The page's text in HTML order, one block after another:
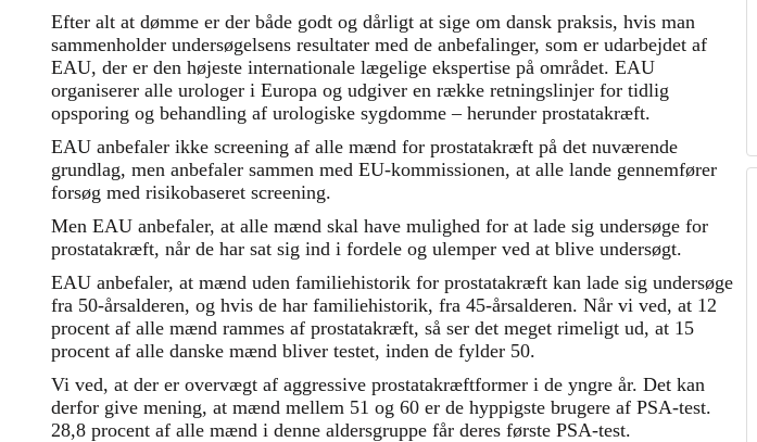
Efter alt at dømme er der både godt og dårligt at sige om dansk praksis, hvis man
sammenholder undersøgelsens resultater med de anbefalinger, som er udarbejdet af
EAU, der er den højeste internationale lægelige ekspertise på området. EAU
organiserer alle urologer i Europa og udgiver en række retningslinjer for tidlig
opsporing og behandling af urologiske sygdomme – herunder prostatakræft.
EAU anbefaler ikke screening af alle mænd for prostatakræft på det nuværende
grundlag, men anbefaler sammen med EU-kommissionen, at alle lande gennemfører
forsøg med risikobaseret screening.
Men EAU anbefaler, at alle mænd skal have mulighed for at lade sig undersøge for
prostatakræft, når de har sat sig ind i fordele og ulemper ved at blive undersøgt.
EAU anbefaler, at mænd uden familiehistorik for prostatakræft kan lade sig undersøge
fra 50-årsalderen, og hvis de har familiehistorik, fra 45-årsalderen. Når vi ved, at 12
procent af alle mænd rammes af prostatakræft, så ser det meget rimeligt ud, at 15
procent af alle danske mænd bliver testet, inden de fylder 50.
Vi ved, at der er overvægt af aggressive prostatakræftformer i de yngre år. Det kan
derfor give mening, at mænd mellem 51 og 60 er de hyppigste brugere af PSA-test.
28,8 procent af alle mænd i denne aldersgruppe får deres første PSA-test.